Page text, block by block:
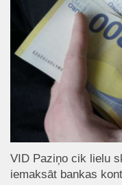
VID Paziņo cik lielu
iemaksāt bankas